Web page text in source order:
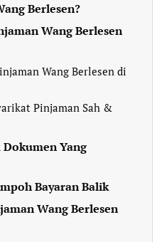
Berlesen?
Wang Berlesen
Wang Berlesen di
Pinjaman Sah &
Yang
Bayaran Balik
Wang Berlesen